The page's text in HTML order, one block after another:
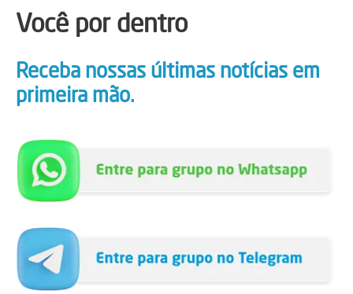
Você por dentro
Receba nossas últimas notícias em
primeira mão.